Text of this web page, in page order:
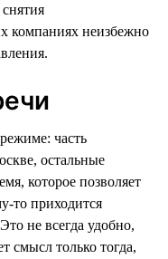
компаниях неизбежно
часть
остальные
которое позволяет
то приходится
не всегда удобно,
смысл только тогда,